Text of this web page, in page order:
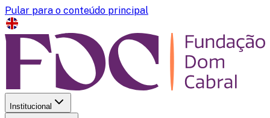
Pular para o conteúdo principal
Institucional